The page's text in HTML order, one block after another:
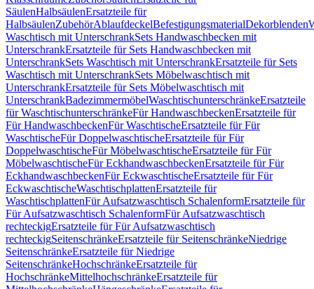
SäulenHalbsäulenErsatzteile für
HalbsäulenZubehörAblaufdeckelBefestigungsmaterialDekorblenden
Waschtisch mit UnterschrankSets Handwaschbecken mit
UnterschrankErsatzteile für Sets Handwaschbecken mit
UnterschrankSets Waschtisch mit UnterschrankErsatzteile für Sets
Waschtisch mit UnterschrankSets Möbelwaschtisch mit
UnterschrankErsatzteile für Sets Möbelwaschtisch mit
UnterschrankBadezimmermöbelWaschtischunterschränkeErsatzteile
für WaschtischunterschränkeFür HandwaschbeckenErsatzteile für
Für HandwaschbeckenFür WaschtischeErsatzteile für Für
WaschtischeFür DoppelwaschtischeErsatzteile für Für
DoppelwaschtischeFür MöbelwaschtischeErsatzteile für Für
MöbelwaschtischeFür EckhandwaschbeckenErsatzteile für Für
EckhandwaschbeckenFür EckwaschtischeErsatzteile für Für
EckwaschtischeWaschtischplattenErsatzteile für
WaschtischplattenFür Aufsatzwaschtisch SchalenformErsatzteile für
Für Aufsatzwaschtisch SchalenformFür Aufsatzwaschtisch
rechteckigErsatzteile für Für Aufsatzwaschtisch
rechteckigSeitenschränkeErsatzteile für SeitenschränkeNiedrige
SeitenschränkeErsatzteile für Niedrige
SeitenschränkeHochschränkeErsatzteile für
HochschränkeMittelhochschränkeErsatzteile für